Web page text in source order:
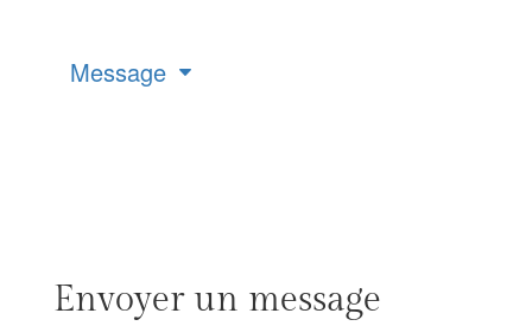
Message
Envoyer un message